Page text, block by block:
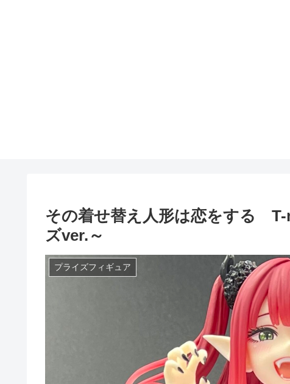
その着せ替え人形は恋をする T-
ズver.～
プライズフィギュア